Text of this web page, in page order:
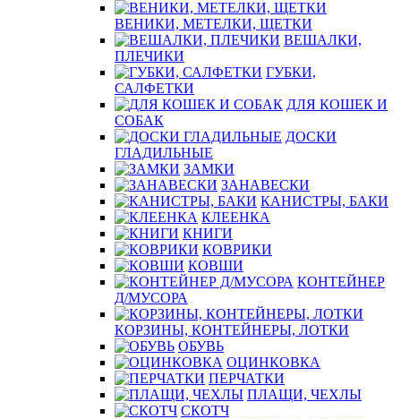
ВЕНИКИ, МЕТЕЛКИ, ЩЕТКИ
ВЕШАЛКИ,
ПЛЕЧИКИ
ГУБКИ,
САЛФЕТКИ
ДЛЯ КОШЕК И
СОБАК
ДОСКИ
ГЛАДИЛЬНЫЕ
ЗАМКИ
ЗАНАВЕСКИ
КАНИСТРЫ, БАКИ
КЛЕЕНКА
КНИГИ
КОВРИКИ
КОВШИ
КОНТЕЙНЕР
Д/МУСОРА
КОРЗИНЫ, КОНТЕЙНЕРЫ, ЛОТКИ
ОБУВЬ
ОЦИНКОВКА
ПЕРЧАТКИ
ПЛАЩИ, ЧЕХЛЫ
СКОТЧ